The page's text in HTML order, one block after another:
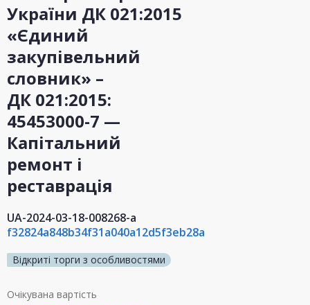
України ДК 021:2015
«Єдиний
закупівельний
словник» –
ДК 021:2015:
45453000-7 —
Капітальний
ремонт і
реставрація
UA-2024-03-18-008268-a
f32824a848b34f31a040a12d5f3eb28a
Відкриті торги з особливостями
Очікувана вартість